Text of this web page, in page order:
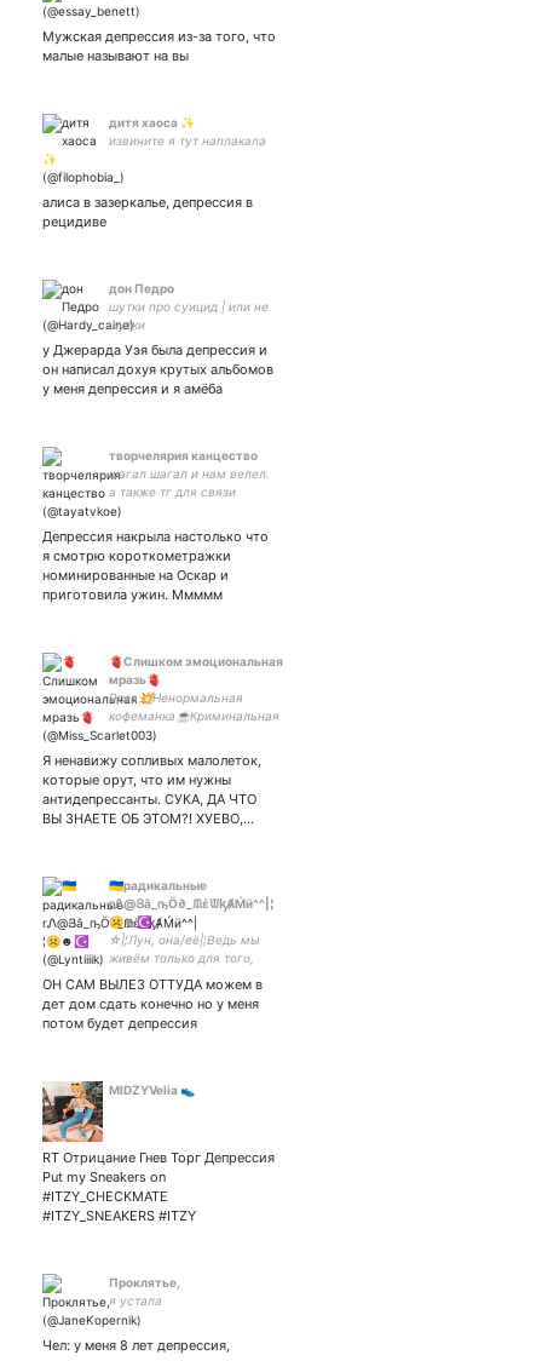
Мужская депрессия из-за того, что
малые называют на вы
дитя хаоса ✨
извините я тут наплакала
алиса в зазеркалье, депрессия в
рецидиве
дон Педро
шутки про суицид | или не
шутки
у Джерарда Уэя была депрессия и
он написал дохуя крутых альбомов
у меня депрессия и я амёба
творчелярия канцество
шагал шагал и нам велел.
а также тг для связи
Депрессия накрыла настолько что
я смотрю короткометражки
номинированные на Оскар и
приготовила ужин. Ммммм
🫀Слишком эмоциональная
мразь🫀
Эрза💥Ненормальная
кофеманка☕Криминальная
принцесса 👑Блокатор чувств
Хранитель чужих воспоминаний
🎬Или
хуйпойми,какменяназывалиещё
Я ненавижу сопливых малолеток,
которые орут, что им нужны
антидепрессанты. СУКА, ДА ЧТО
ВЫ ЗНАЕТЕ ОБ ЭТОМ?! ХУЕВО,…
🇺🇦радикальные
rᏁ@Յâ_ҧÖ∂_ᙢέᙡᶄȺḾӥ^^|¦
☹︎☻︎☪
☆|¦Лун, она/её|¦Ведь мы
живём только для того,
¦Спину выпрямь, чё как
креветка сидишь|¦Рельсы,
шпалы, кирпичи, в тебя
ОН САМ ВЫЛЕЗ ОТТУДА можем в
дет дом сдать конечно но у меня
потом будет депрессия
MIDZYVelia 👟
RT Отрицание Гнев Торг Депрессия
Put my Sneakers on
#ITZY_CHECKMATE
#ITZY_SNEAKERS #ITZY
Проклятье,
я устала
Чел: у меня 8 лет депрессия,